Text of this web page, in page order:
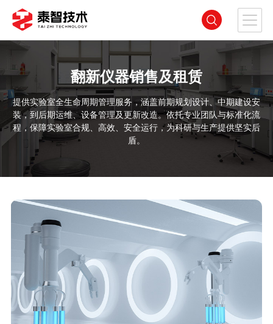
翻新仪器销售及租赁
提供实验室全生命周期管理服务，涵盖前期规划设计、中期建设安
装，到后期运维、设备管理及更新改造。依托专业团队与标准化流
程，保障实验室合规、高效、安全运行，为科研与生产提供坚实后
盾。